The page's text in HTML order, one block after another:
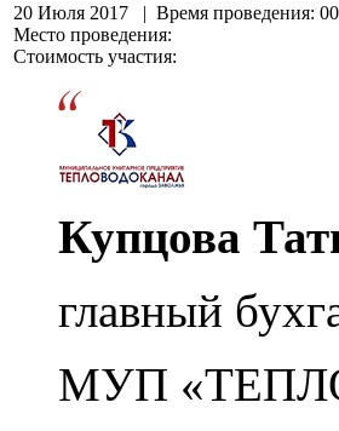
20 Июля 2017
| Время проведения:
Место проведения:
Стоимость участия:
Купцова
главный
МУП